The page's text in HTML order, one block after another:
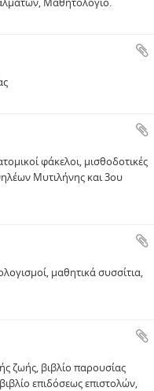
φάκελοι, μισθοδοτικές
Μυτιλήνης και 3ου
μαθητικά συσσίτια,
ζωής, βιβλίο παρουσίας
επιδόσεως επιστολών,